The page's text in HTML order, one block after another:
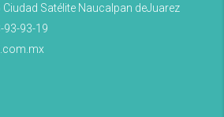
Satélite Naucalpan deJuarez
93-93-19